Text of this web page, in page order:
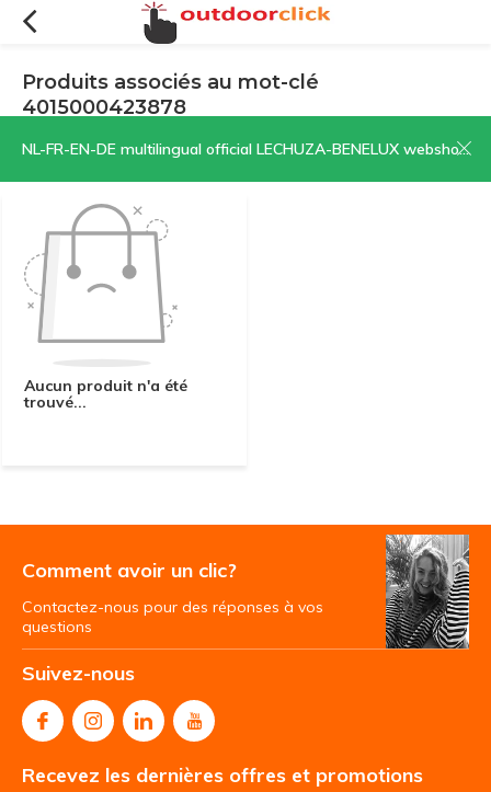
NL-FR-EN-DE multilingual official LECHUZA-BENELUX webshop | CLICK HERE NOW!
Produits associés au mot-clé
4015000423878
Filtres Trier par:
Aucun produit n'a été
trouvé...
Comment avoir un clic?
Contactez-nous pour des réponses à vos
questions
Suivez-nous
Recevez les dernières offres et promotions